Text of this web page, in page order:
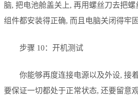
脑, 把电池舱盖关上, 再用螺丝刀去把
组件都安装得正确, 而且电脑关闭得牢固
步骤 10：开机测试
你能够再度连接电源以及外设, 接
要保证一切都处于正常状态, 还要留意